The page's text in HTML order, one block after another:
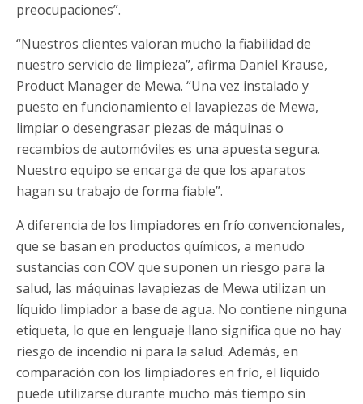
preocupaciones”.
“Nuestros clientes valoran mucho la fiabilidad de
nuestro servicio de limpieza”, afirma Daniel Krause,
Product Manager de Mewa. “Una vez instalado y
puesto en funcionamiento el lavapiezas de Mewa,
limpiar o desengrasar piezas de máquinas o
recambios de automóviles es una apuesta segura.
Nuestro equipo se encarga de que los aparatos
hagan su trabajo de forma fiable”.
A diferencia de los limpiadores en frío convencionales,
que se basan en productos químicos, a menudo
sustancias con COV que suponen un riesgo para la
salud, las máquinas lavapiezas de Mewa utilizan un
líquido limpiador a base de agua. No contiene ninguna
etiqueta, lo que en lenguaje llano significa que no hay
riesgo de incendio ni para la salud. Además, en
comparación con los limpiadores en frío, el líquido
puede utilizarse durante mucho más tiempo sin